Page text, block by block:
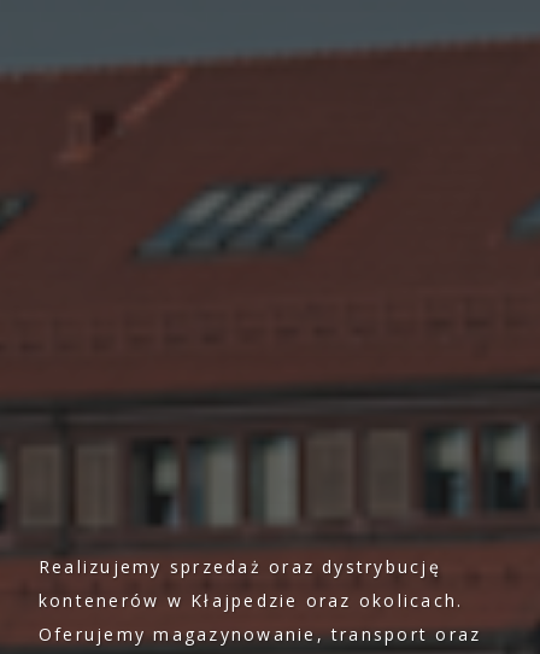
Realizujemy sprzedaż oraz dystrybucję
kontenerów w Kłajpedzie oraz okolicach.
Oferujemy magazynowanie, transport oraz